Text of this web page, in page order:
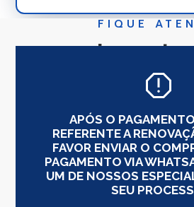
FIQUE
APÓS O
REFERENTE A
FAVOR ENVIAR O
PAGAMENTO VIA
UM DE NOSSOS
SEU